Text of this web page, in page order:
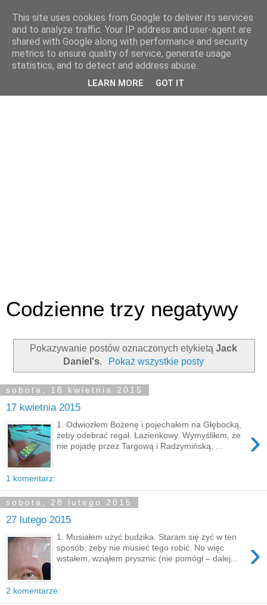
Codzienne trzy negatywy
Pokazywanie postów oznaczonych etykietą Jack
Daniel's. Pokaż wszystkie posty
sobota, 18 kwietnia 2015
17 kwietnia 2015
›
1. Odwiozłem Bożenę i pojechałem na Głębocką,
żeby odebrać regał. Łazienkowy. Wymyśliłem, że
nie pojadę przez Targową i Radzymińską, ...
1 komentarz:
sobota, 28 lutego 2015
27 lutego 2015
›
1. Musiałem użyć budzika. Staram się żyć w ten
sposób, żeby nie musieć tego robić. No więc
wstałem, wziąłem prysznic (nie pomógł – dalej...
2 komentarze:
This site uses cookies from Google to deliver its services
and to analyze traffic. Your IP address and user-agent are
shared with Google along with performance and security
metrics to ensure quality of service, generate usage
statistics, and to detect and address abuse.
LEARN MORE GOT IT